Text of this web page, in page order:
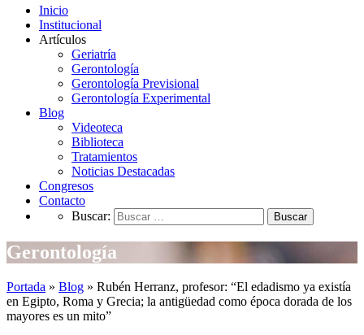
Inicio
Institucional
Artículos
Geriatría
Gerontología
Gerontología Previsional
Gerontología Experimental
Blog
Videoteca
Biblioteca
Tratamientos
Noticias Destacadas
Congresos
Contacto
Buscar:
Gerontología
Portada » Blog » Rubén Herranz, profesor: “El edadismo ya existía
en Egipto, Roma y Grecia; la antigüedad como época dorada de los
mayores es un mito”